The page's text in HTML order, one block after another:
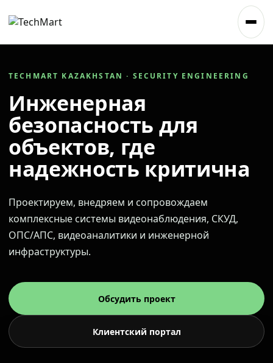
TECHMART KAZAKHSTAN · SECURITY ENGINEERING
Инженерная
безопасность для
объектов, где
надежность критична
Проектируем, внедряем и сопровождаем
комплексные системы видеонаблюдения, СКУД,
ОПС/АПС, видеоаналитики и инженерной
инфраструктуры.
Обсудить проект
Клиентский портал